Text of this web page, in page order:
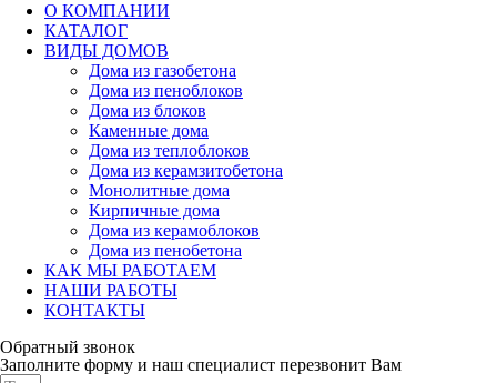
О КОМПАНИИ
КАТАЛОГ
ВИДЫ ДОМОВ
Дома из газобетона
Дома из пеноблоков
Дома из блоков
Каменные дома
Дома из теплоблоков
Дома из керамзитобетона
Монолитные дома
Кирпичные дома
Дома из керамоблоков
Дома из пенобетона
КАК МЫ РАБОТАЕМ
НАШИ РАБОТЫ
КОНТАКТЫ
Обратный звонок
Заполните форму и наш специалист перезвонит Вам